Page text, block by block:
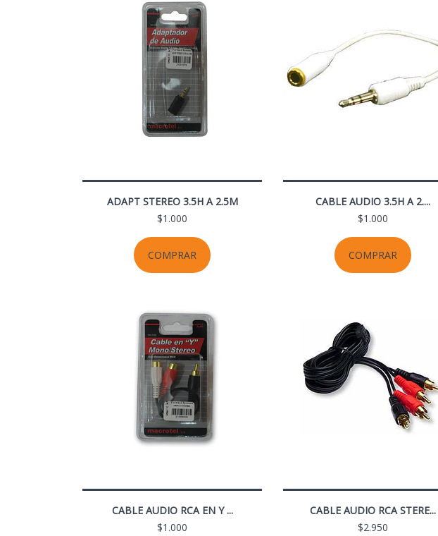
ADAPT STEREO 3.5H A 2.5M
$1.000
COMPRAR
CABLE AUDIO 3.5H A 2....
$1.000
COMPRAR
CABLE AUDIO RCA EN Y ...
$1.000
CABLE AUDIO RCA STERE...
$2.950